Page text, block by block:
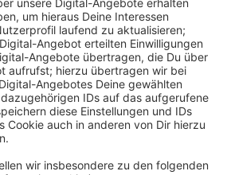
Sicherheits- und Hygienekonzept
Jetzt der Rückzug vom
Schlebuscher Werbe- und
Man habe einfach nicht
gefunden, die in den
anpacken, heißt es. Fokus liegt
Advents-Wochenende am 4. Und